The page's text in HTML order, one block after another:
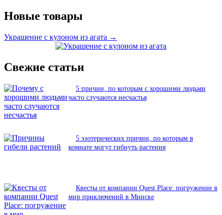
Новые товары
Украшение с кулоном из агата →
Свежие статьи
5 причин, по которым с хорошими людьми
часто случаются несчастья
5 эзотерических причин, по которым в
комнате могут гибнуть растения
Квесты от компании Quest Place: погружение в
мир приключений в Минске